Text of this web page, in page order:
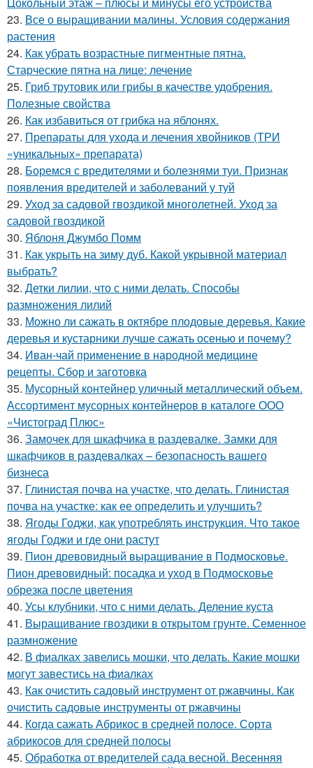
23. Все о выращивании малины. Условия содержания
растения
24. Как убрать возрастные пигментные пятна.
Старческие пятна на лице: лечение
25. Гриб трутовик или грибы в качестве удобрения.
Полезные свойства
26. Как избавиться от грибка на яблонях.
27. Препараты для ухода и лечения хвойников (ТРИ
«уникальных» препарата)
28. Боремся с вредителями и болезнями туи. Признак
появления вредителей и заболеваний у туй
29. Уход за садовой гвоздикой многолетней. Уход за
садовой гвоздикой
30. Яблоня Джумбо Помм
31. Как укрыть на зиму дуб. Какой укрывной материал
выбрать?
32. Детки лилии, что с ними делать. Способы
размножения лилий
33. Можно ли сажать в октябре плодовые деревья. Какие
деревья и кустарники лучше сажать осенью и почему?
34. Иван-чай применение в народной медицине
рецепты. Сбор и заготовка
35. Мусорный контейнер уличный металлический объем.
Ассортимент мусорных контейнеров в каталоге ООО
«Чистоград Плюс»
36. Замочек для шкафчика в раздевалке. Замки для
шкафчиков в раздевалках – безопасность вашего
бизнеса
37. Глинистая почва на участке, что делать. Глинистая
почва на участке: как ее определить и улучшить?
38. Ягоды Годжи, как употреблять инструкция. Что такое
ягоды Годжи и где они растут
39. Пион древовидный выращивание в Подмосковье.
Пион древовидный: посадка и уход в Подмосковье
обрезка после цветения
40. Усы клубники, что с ними делать. Деление куста
41. Выращивание гвоздики в открытом грунте. Семенное
размножение
42. В фиалках завелись мошки, что делать. Какие мошки
могут завестись на фиалках
43. Как очистить садовый инструмент от ржавчины. Как
очистить садовые инструменты от ржавчины
44. Когда сажать Абрикос в средней полосе. Сорта
абрикосов для средней полосы
45. Обработка от вредителей сада весной. Весенняя